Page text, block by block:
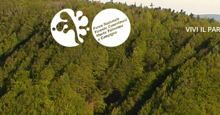
Salta al contenuto principale
VIVI IL
COME
SENTIERI